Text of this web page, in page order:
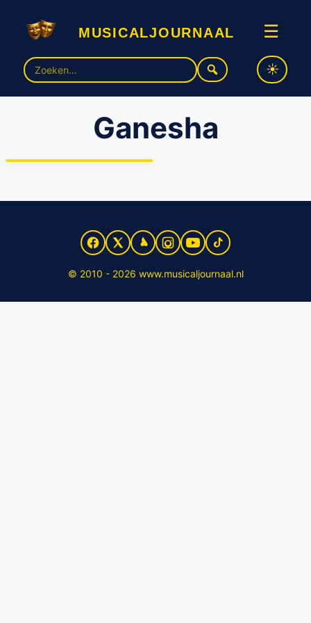
musicaljournaal ☰
Zoek
naar:
Ganesha
Jeroen Phaff en Maaike
indrukwekkende musical
© 2010 - 2026 www.musicaljournaal.nl